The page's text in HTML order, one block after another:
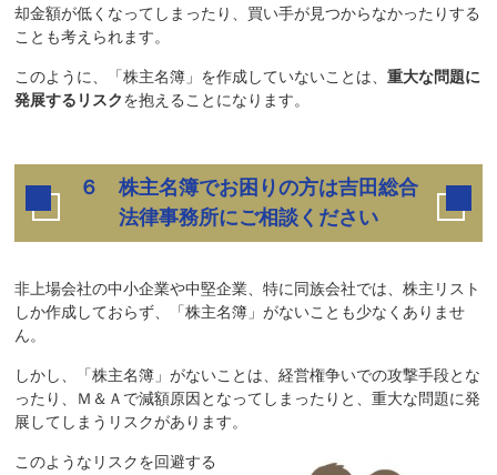
却金額が低くなってしまったり、買い手が見つからなかったりする
ことも考えられます。
このように、「株主名簿」を作成していないことは、重大な問題に
発展するリスクを抱えることになります。
６ 株主名簿でお困りの方は吉田総合
法律事務所にご相談ください
非上場会社の中小企業や中堅企業、特に同族会社では、株主リスト
しか作成しておらず、「株主名簿」がないことも少なくありませ
ん。
しかし、「株主名簿」がないことは、経営権争いでの攻撃手段とな
ったり、Ｍ＆Ａで減額原因となってしまったりと、重大な問題に発
展してしまうリスクがあります。
このようなリスクを回避する